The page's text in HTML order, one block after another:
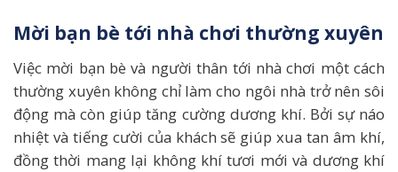
Mời bạn bè tới nhà chơi thường xuyên
Việc mời bạn bè và người thân tới nhà chơi một cách
thường xuyên không chỉ làm cho ngôi nhà trở nên sôi
động mà còn giúp tăng cường dương khí. Bởi sự náo
nhiệt và tiếng cười của khách sẽ giúp xua tan âm khí,
đồng thời mang lại không khí tươi mới và dương khí